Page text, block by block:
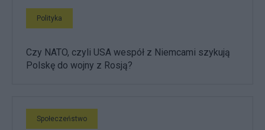
Polityka
Czy NATO, czyli USA wespół z Niemcami szykują
Polskę do wojny z Rosją?
Społeczeństwo